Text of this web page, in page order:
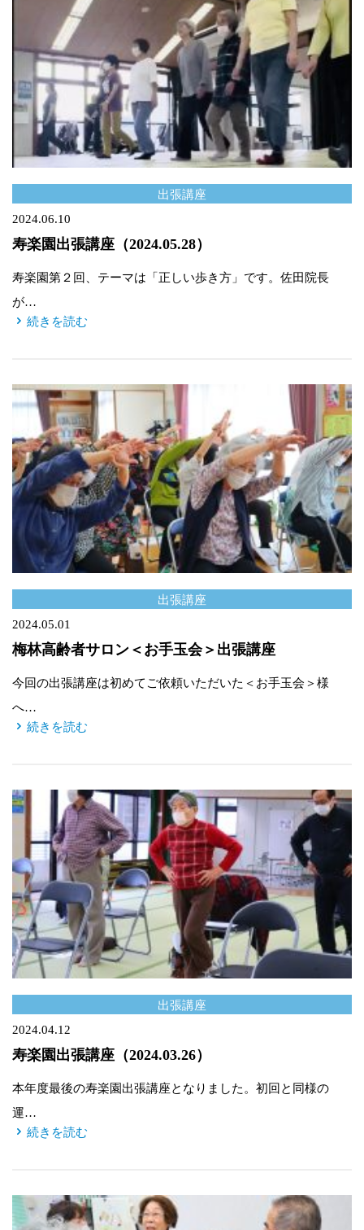
出張講座
2024.06.10
寿楽園出張講座（2024.05.28）
寿楽園第２回、テーマは「正しい歩き方」です。佐田院長
が…
続きを読む
出張講座
2024.05.01
梅林高齢者サロン＜お手玉会＞出張講座
今回の出張講座は初めてご依頼いただいた＜お手玉会＞様
へ…
続きを読む
出張講座
2024.04.12
寿楽園出張講座（2024.03.26）
本年度最後の寿楽園出張講座となりました。初回と同様の
運…
続きを読む